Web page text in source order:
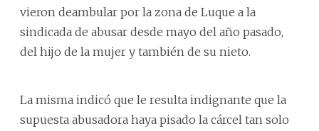
vieron deambular por la zona de Luque a la
sindicada de abusar desde mayo del año pasado,
del hijo de la mujer y también de su nieto.
La misma indicó que le resulta indignante que la
supuesta abusadora haya pisado la cárcel tan solo